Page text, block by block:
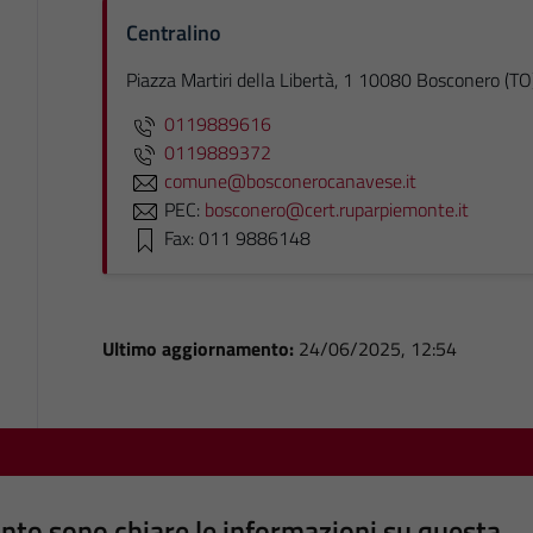
Centralino
Piazza Martiri della Libertà, 1 10080 Bosconero
0119889616
0119889372
comune@bosconerocanavese.it
PEC: bosconero@cert.ruparpiemonte.it
Fax: 011 9886148
Ultimo aggiornamento: 24/06/2025, 12:54